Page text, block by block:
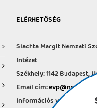
ELÉRHETŐSÉG
Slachta Margit Nemzeti
Intézet
Székhely: 1142 Budapest,
Email cím:evp@nszi.hu
Információs vonal: +36 30